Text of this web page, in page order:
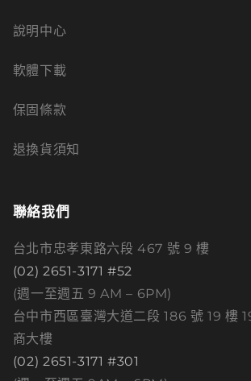
說明中心
軟體下載
保固條款
退換貨須知
聯絡我們
台北市忠孝東路六段 467 號 9 樓
(02) 2651-3171 #52
(週一至週五 9 AM – 6PM)
台中市西區臺灣大道二段 186 號 19 樓
商大樓
(02) 2651-3171 #301